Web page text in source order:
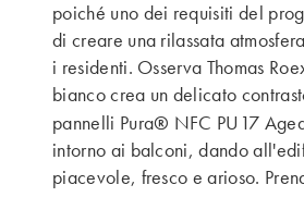
poiché uno dei requisiti del
di creare una rilassata
i residenti. Osserva Thomas
bianco crea un delicato
pannelli Pura® NFC PU17
intorno ai balconi, dando
piacevole, fresco e arioso.